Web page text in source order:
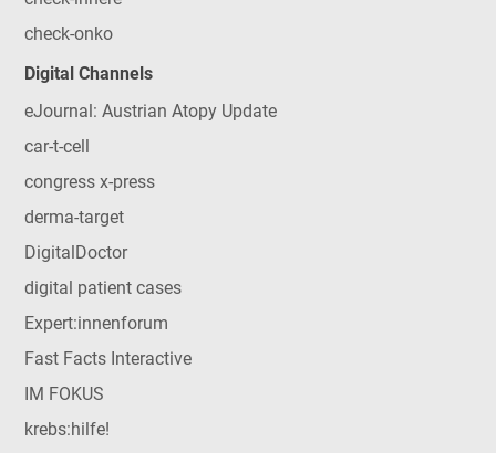
check-onko
Digital Channels
eJournal: Austrian Atopy Update
car-t-cell
congress x-press
derma-target
DigitalDoctor
digital patient cases
Expert:innenforum
Fast Facts Interactive
IM FOKUS
krebs:hilfe!